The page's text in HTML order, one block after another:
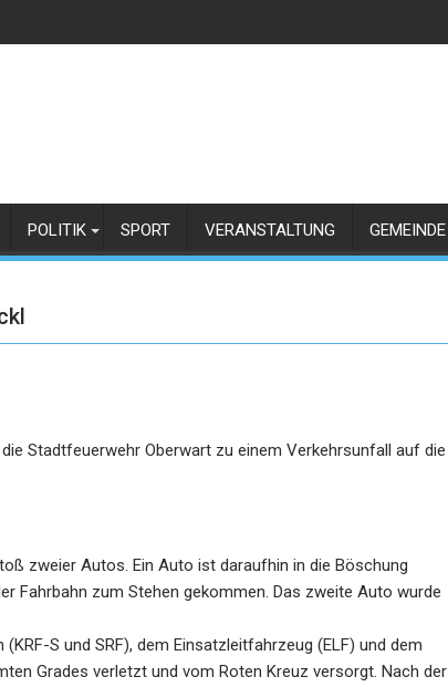
POLITIK SPORT VERANSTALTUNG
Stadtfeuerwehr Oberwart zu einem Verkehrsunfall auf die
zweier Autos. Ein Auto ist daraufhin in die Böschung
Fahrbahn zum Stehen gekommen. Das zweite Auto wurde
S und SRF), dem Einsatzleitfahrzeug (ELF) und dem
Grades verletzt und vom Roten Kreuz versorgt. Nach der